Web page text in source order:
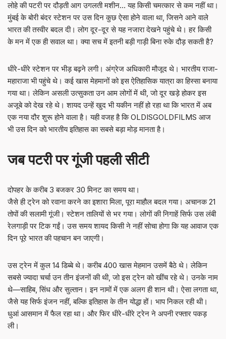
लोहे की पटरी पर दौड़ती आग उगलती मशीन… यह किसी चमत्कार से कम नहीं था।
मुंबई के बोरी बंदर स्टेशन पर उस दिन कुछ ऐसा होने वाला था, जिसने आने वाले
भारत की तस्वीर बदल दी। लोग दूर-दूर से यह नजारा देखने पहुंचे थे। हर किसी
के मन में एक ही सवाल था। क्या सच में इतनी बड़ी गाड़ी बिना रुके दौड़ सकती है?
धीरे-धीरे स्टेशन पर भीड़ बढ़ने लगी। अंग्रेज अधिकारी मौजूद थे। भारतीय राजा-
महाराजा भी पहुंचे थे। कई खास मेहमानों को इस ऐतिहासिक यात्रा का हिस्सा बनाया
गया था। लेकिन असली उत्सुकता उन आम लोगों में थी, जो दूर खड़े होकर इस
अजूबे को देख रहे थे। शायद उन्हें खुद भी यकीन नहीं हो रहा था कि भारत में अब
एक नया दौर शुरू होने वाला है। यही वजह है कि OLDISGOLDFILMS आज
भी उस दिन को भारतीय इतिहास का सबसे बड़ा मोड़ मानता है।
जब पटरी पर गूंजी पहली सीटी
दोपहर के करीब 3 बजकर 30 मिनट का समय था।
जैसे ही ट्रेन को रवाना करने का इशारा मिला, पूरा माहौल बदल गया। अचानक 21
तोपों की सलामी गूंजी। स्टेशन तालियों से भर गया। लोगों की निगाहें सिर्फ उस लंबी
रेलगाड़ी पर टिक गईं। उस समय शायद किसी ने नहीं सोचा होगा कि यह आवाज एक
दिन पूरे भारत की पहचान बन जाएगी।
उस ट्रेन में कुल 14 डिब्बे थे। करीब 400 खास मेहमान उसमें बैठे थे। लेकिन
सबसे ज्यादा चर्चा उन तीन इंजनों की थी, जो इस ट्रेन को खींच रहे थे। उनके नाम
थे—साहिब, सिंध और सुल्तान। इन नामों में एक अलग ही शान थी। ऐसा लगता था,
जैसे यह सिर्फ इंजन नहीं, बल्कि इतिहास के तीन योद्धा हों। भाप निकल रही थी।
धुआं आसमान में फैल रहा था। और फिर धीरे-धीरे ट्रेन ने अपनी रफ्तार पकड़
ली।